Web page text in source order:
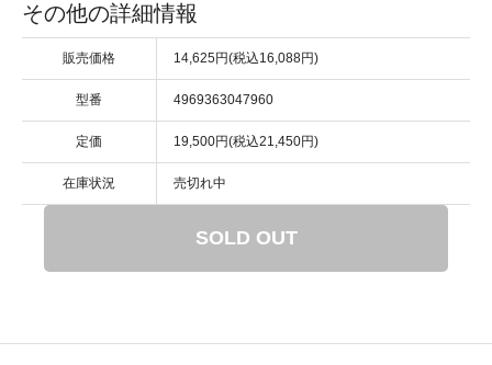
その他の詳細情報
販売価格 14,625円(税込16,088円)
型番 4969363047960
定価 19,500円(税込21,450円)
在庫状況 売切れ中
SOLD OUT